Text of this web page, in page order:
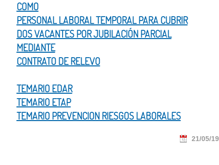
COMO
PERSONAL LABORAL TEMPORAL PARA CUBRIR
DOS VACANTES POR JUBILACIÓN PARCIAL
MEDIANTE
CONTRATO DE RELEVO
TEMARIO EDAR
TEMARIO ETAP
TEMARIO PREVENCION RIESGOS LABORALES
21/05/19